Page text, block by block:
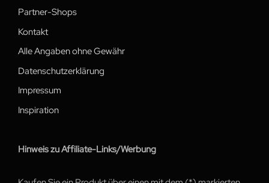
Partner-Shops
Kontakt
Alle Angaben ohne Gewähr
Datenschutzerklärung
Impressum
Inspiration
Hinweis zu Affiliate-Links/Werbung